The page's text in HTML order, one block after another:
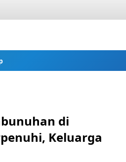
di
Keluarga